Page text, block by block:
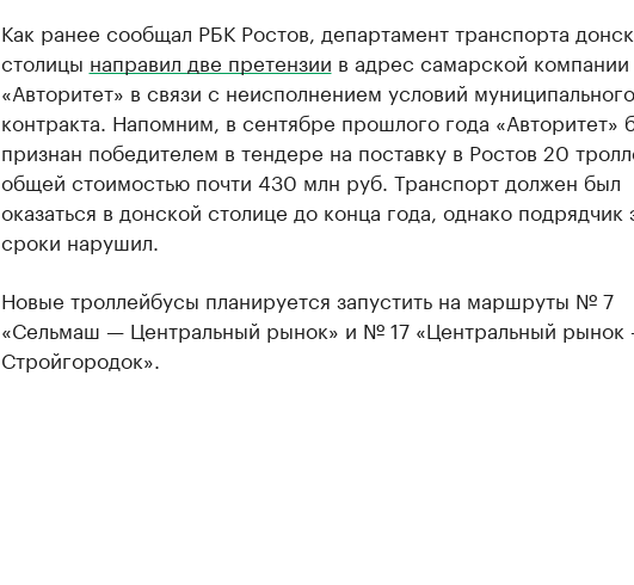
Как ранее сообщал РБК Ростов, департамент транспорта
столицы направил две претензии в адрес самарской компании
«Авторитет» в связи с неисполнением условий муниципального
контракта. Напомним, в сентябре прошлого года «Авторитет»
признан победителем в тендере на поставку в Ростов 20
общей стоимостью почти 430 млн руб. Транспорт должен был
оказаться в донской столице до конца года, однако подрядчик
сроки нарушил.
Новые троллейбусы планируется запустить на маршруты № 7
«Сельмаш — Центральный рынок» и № 17 «Центральный
Стройгородок».